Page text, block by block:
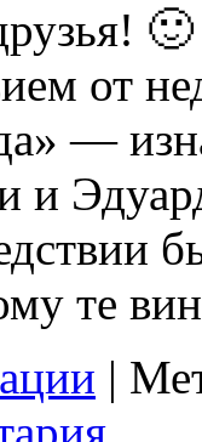
от
—
и
те
|